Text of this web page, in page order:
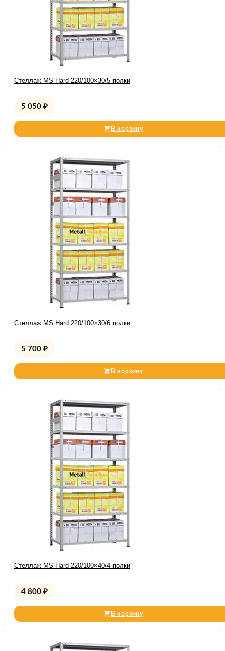
Стеллаж MS Hard 220/100×30/5 полки
5 050 ₽
В корзину
Стеллаж MS Hard 220/100×30/6 полки
5 700 ₽
В корзину
Стеллаж MS Hard 220/100×40/4 полки
4 800 ₽
В корзину